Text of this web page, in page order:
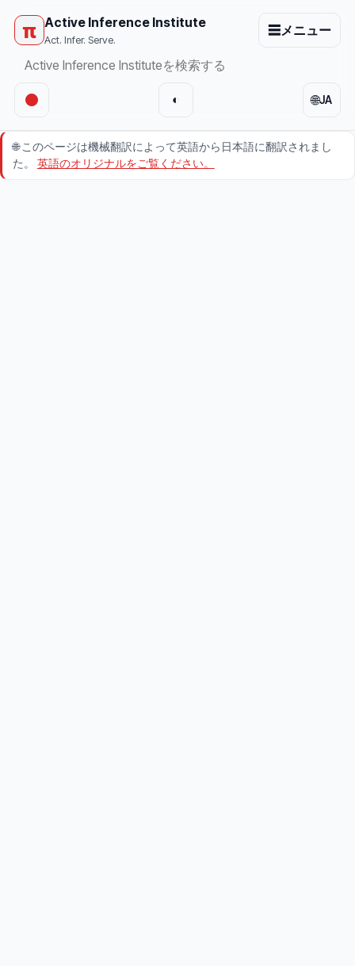
π Active Inference Institute
Act. Infer. Serve.
☰メニュー
🌐JA
◐
🌐このページは機械翻訳によって英語から日本語に翻訳されまし
た。 英語のオリジナルをご覧ください。